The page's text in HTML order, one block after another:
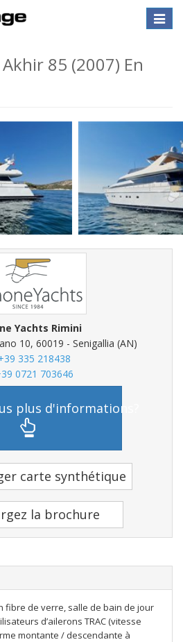
Toggle
85 (2007) En
Yachts Rimini
10, 60019 - Senigallia (AN)
335 218438
0721 703646
plus d'informations?
carte synthétique
la brochure
fibre de verre, salle de bain de jour
d’ailerons TRAC (vitesse
montante / descendante à